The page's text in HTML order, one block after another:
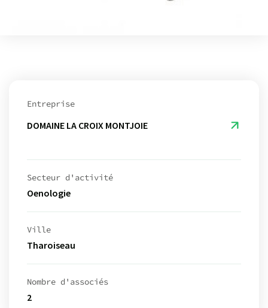
Entreprise
DOMAINE LA CROIX MONTJOIE
Secteur d'activité
Oenologie
Ville
Tharoiseau
Nombre d'associés
2